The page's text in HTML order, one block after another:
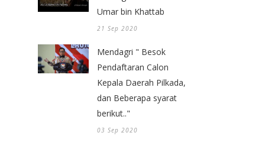
Umar bin Khattab
21 Sep 2020
Mendagri " Besok
Pendaftaran Calon
Kepala Daerah Pilkada,
dan Beberapa syarat
berikut.."
03 Sep 2020